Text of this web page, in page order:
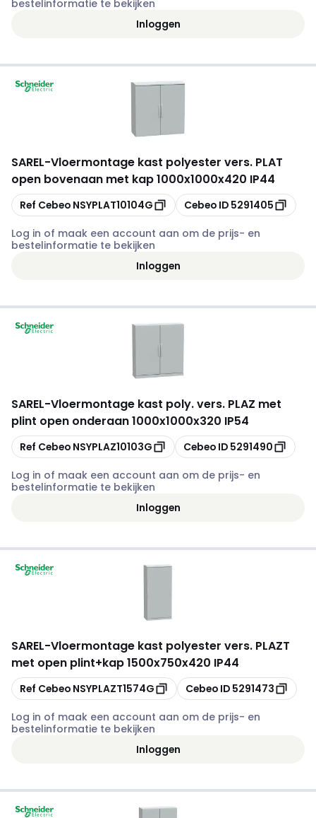
bestelinformatie te bekijken
Inloggen
SAREL-Vloermontage kast polyester vers. PLAT
open bovenaan met kap 1000x1000x420 IP44
Kopiëren
Ref Cebeo NSYPLAT10104G Kopiëren
Cebeo ID 5291405
Log in of maak een account aan om de prijs- en
bestelinformatie te bekijken
Inloggen
SAREL-Vloermontage kast poly. vers. PLAZ met
plint open onderaan 1000x1000x320 IP54
Kopiëren
Ref Cebeo NSYPLAZ10103G Kopiëren
Cebeo ID 5291490
Log in of maak een account aan om de prijs- en
bestelinformatie te bekijken
Inloggen
SAREL-Vloermontage kast polyester vers. PLAZT
met open plint+kap 1500x750x420 IP44
Kopiëren
Ref Cebeo NSYPLAZT1574G Kopiëren
Cebeo ID 5291473
Log in of maak een account aan om de prijs- en
bestelinformatie te bekijken
Inloggen